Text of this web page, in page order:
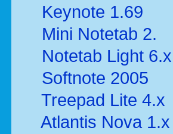
Keynote 1.69
Mini Notetab 2.
Notetab Light 6.x
Softnote 2005
Treepad Lite 4.x
Atlantis Nova 1.x